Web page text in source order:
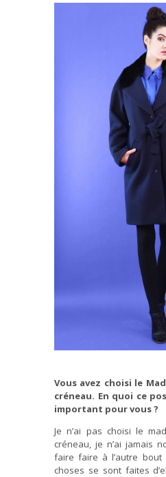
Vous avez choisi le
créneau. En quoi ce
important pour vous ?
Je n’ai pas choisi le
créneau, je n’ai jamais
faire faire à l’autre bout
choses se sont faites